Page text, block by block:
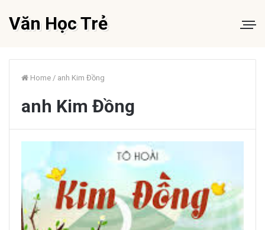
Văn Học Trẻ
Home / anh Kim Đồng
anh Kim Đồng